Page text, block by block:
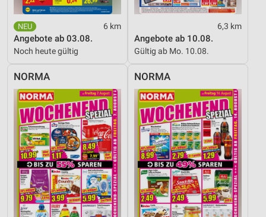
6 km
Angebote ab 03.08.
Noch heute gültig
6,3 km
Angebote ab 10.08.
Gültig ab Mo. 10.08.
NORMA NORMA
Erstellung von Profilen zur Personalisierung
von Inhalten
Verwendung von Profilen zur Auswahl
personalisierter Inhalte
Messung der Werbeleistung
Messung der Performance von Inhalten
Analyse von Zielgruppen durch Statistiken oder
Kombinationen von Daten aus verschiedenen
Quellen
Entwicklung und Verbesserung der Angebote
Verwendung reduzierter Daten zur Auswahl von
Inhalten